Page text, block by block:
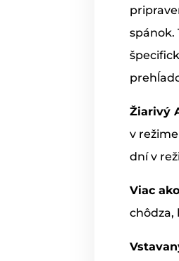
spánok.
Žiarivý
v
dní v
Viac
chôdza,